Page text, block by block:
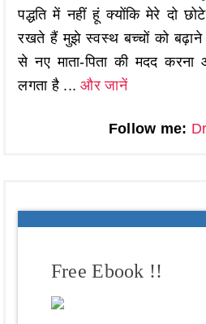
पद्धति में नहीं हूं क्योंकि मेरे दो
रखते हैं मुझे स्वस्थ बच्चों को बढ़ाने
से नए माता-पिता की मदद करना
लगता है ...और जानें
Follow me:
Free Ebook !!